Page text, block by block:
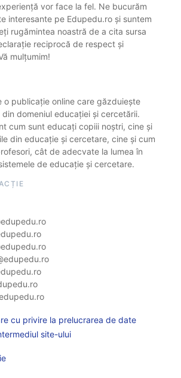
vor face la fel. Ne bucurăm
interesante pe Edupedu.ro și suntem
rugămintea noastră de a cita sursa
reciprocă de respect și
mulțumim!
o publicație online care găzduiește
domeniul educației și cercetării.
cum sunt educați copiii noștri, cine și
din educație și cercetare, cine și cum
cât de adecvate la lumea în
de educație și cercetare.
cu privire la prelucrarea de date
site-ului